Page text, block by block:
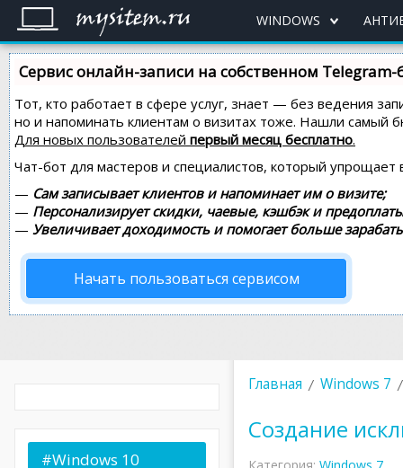
WINDOWS
Сервис онлайн-записи на собственном Telegram-
Тот, кто работает в сфере услуг, знает — без ведения
но и напоминать клиентам о визитах тоже. Нашли самый
Для новых пользователей первый месяц бесплатно.
Чат-бот для мастеров и специалистов, который упрощает
— Сам записывает клиентов и напоминает им о визите;
— Персонализирует скидки, чаевые, кэшбэк и
— Увеличивает доходимость и помогает больше
Начать пользоваться сервисом
Главная Windows 7
Создание
#Windows 10